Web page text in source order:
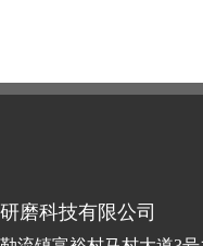
磨科技有限公司